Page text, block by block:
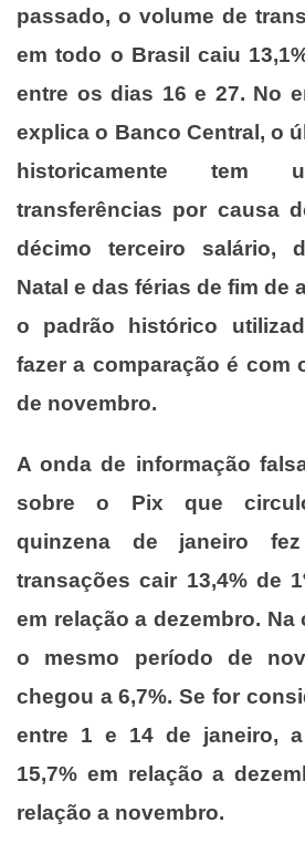
passado, o volume de
em todo o Brasil caiu
entre os dias 16 e 27. No
explica o Banco Central, o
historicamente
transferências por causa
décimo terceiro salário,
Natal e das férias de fim de
o padrão histórico
fazer a comparação é com
de novembro.
A onda de informação
sobre o Pix que
quinzena de janeiro
transações cair 13,4% de
em relação a dezembro. Na
o mesmo período de
chegou a 6,7%. Se for
entre 1 e 14 de janeiro,
15,7% em relação a
relação a novembro.